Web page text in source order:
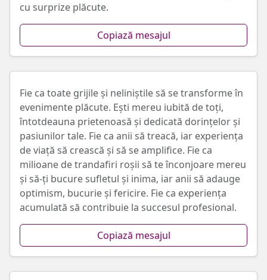
cu surprize plăcute.
Copiază mesajul
Fie ca toate grijile și neliniștile să se transforme în
evenimente plăcute. Ești mereu iubită de toți,
întotdeauna prietenoasă și dedicată dorințelor și
pasiunilor tale. Fie ca anii să treacă, iar experiența
de viață să crească și să se amplifice. Fie ca
milioane de trandafiri roșii să te înconjoare mereu
și să-ți bucure sufletul și inima, iar anii să adauge
optimism, bucurie și fericire. Fie ca experiența
acumulată să contribuie la succesul profesional.
Copiază mesajul